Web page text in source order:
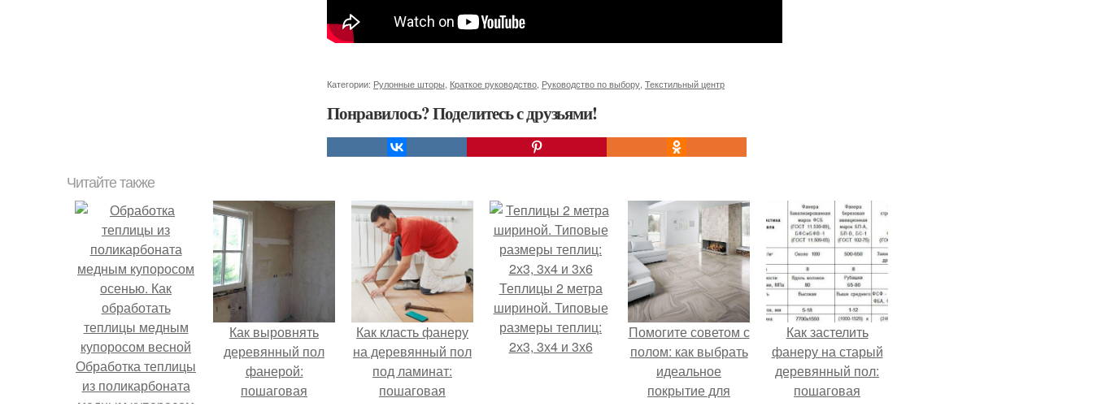
Категории: Рулонные шторы Краткое руководство Руководство по выбору Текстильный центр
Понравилось? Поделитесь с друзьями!
Читайте также
Обработка теплицы
из поликарбоната
медным купоросом
Как выровнять
деревянный пол
фанерой:
пошаговая
Как класть фанеру
на деревянный пол
под ламинат:
пошаговая
Теплицы 2 метра
шириной. Типовые
размеры теплиц:
2х3, 3х4 и 3х6
Помогите советом с
полом: как выбрать
идеальное
покрытие для
Как застелить
фанеру на старый
деревянный пол:
пошаговая